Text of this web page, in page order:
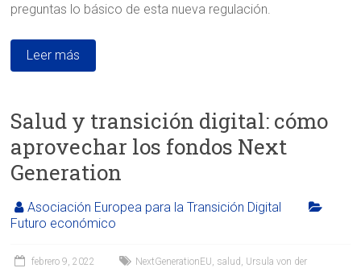
preguntas lo básico de esta nueva regulación.
Leer más
Salud y transición digital: cómo
aprovechar los fondos Next
Generation
Asociación Europea para la Transición Digital
Futuro económico
febrero 9, 2022 NextGenerationEU salud
Ursula von der